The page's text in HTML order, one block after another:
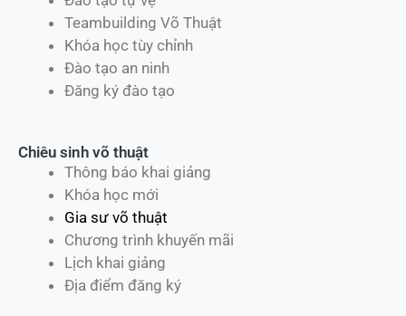
Teambuilding Võ Thuật
Khóa học tùy chỉnh
Đào tạo an ninh
Đăng ký đào tạo
Chiêu sinh võ thuật
Thông báo khai giảng
Khóa học mới
Gia sư võ thuật
Chương trình khuyến mãi
Lịch khai giảng
Địa điểm đăng ký